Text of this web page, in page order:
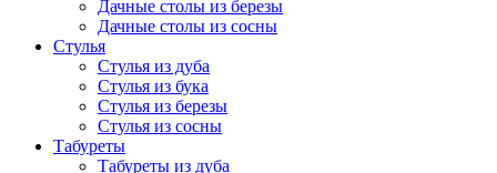
Дачные столы из березы
Дачные столы из сосны
Стулья
Стулья из дуба
Стулья из бука
Стулья из березы
Стулья из сосны
Табуреты
Табуреты из дуба